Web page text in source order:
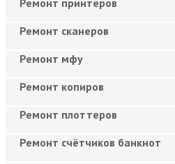
Ремонт сканеров
Ремонт мфу
Ремонт копиров
Ремонт плоттеров
Ремонт счётчиков банкнот